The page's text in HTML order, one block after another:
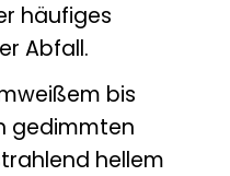
häufiges
Abfall.
bis
gedimmten
hellem